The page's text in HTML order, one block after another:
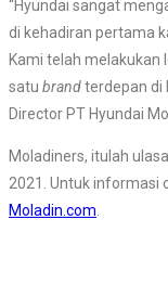
“Hyundai sangat
di kehadiran pertama
Kami telah melakukan
satu brandterdepan di
Director PT Hyundai
Moladiners, itulah
2021. Untuk informasi
Moladin.com.